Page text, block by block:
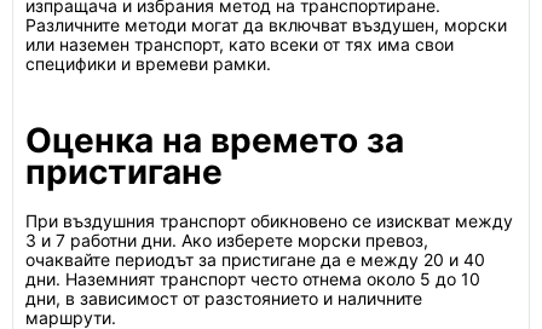
изпращача и избрания метод на транспортиране.
Различните методи могат да включват въздушен, морски
или наземен транспорт, като всеки от тях има свои
специфики и времеви рамки.
Оценка на времето за
пристигане
При въздушния транспорт обикновено се изискват между
3 и 7 работни дни. Ако изберете морски превоз,
очаквайте периодът за пристигане да е между 20 и 40
дни. Наземният транспорт често отнема около 5 до 10
дни, в зависимост от разстоянието и наличните
маршрути.